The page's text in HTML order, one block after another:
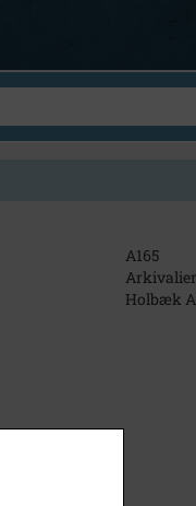
A165
Arkivalier
Holbæk